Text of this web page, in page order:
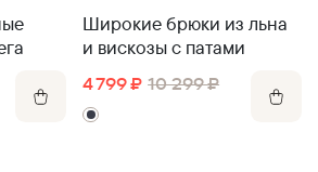
Широкие брюки из льна
и вискозы с патами
4 799 ₽ 10 299 ₽